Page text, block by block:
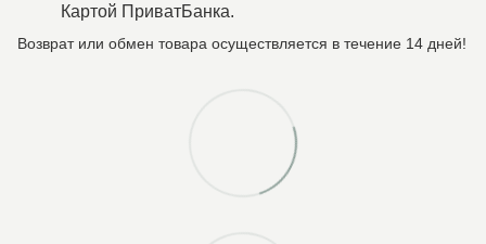
Картой ПриватБанка.
Возврат или обмен товара осуществляется в течение 14 дней!